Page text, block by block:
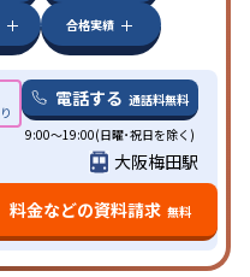
合格実績
電話する 通話料無料
9:00～19:00(日曜･祝日を除く)
大阪梅田駅
料金などの資料請求 無料